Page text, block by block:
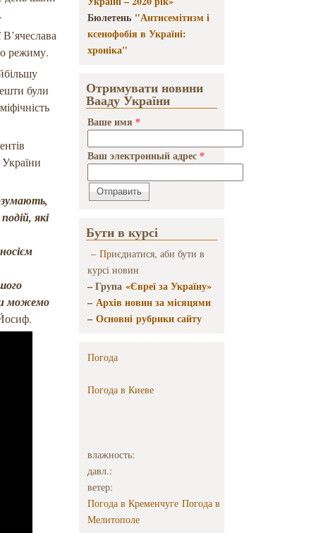
режиму.
були
які
можемо
Бюлетень "Антисемітизм і
ксенофобія в Україні:
хроніка"
Отримувати новини
Вааду України
Ваше имя *
Ваш электронный адрес *
Бути в курсі
– Приєднатися, аби бути в
курсі новин
– Група «Євреї за Україну»
–Архів новин за місяцями
–Основні рубрики сайту
Погода
Погода в Киеве
влажность:
давл.:
ветер:
Погода в Кременчуге Погода в
Мелитополе